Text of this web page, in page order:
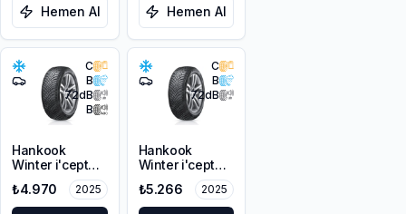
Hemen Al Hemen Al
C
B
72dB
B
Hankook
Winter i'cept
RS3 W462
215/55R16 97H
XL M+S 3PMSF
₺4.970 2025
C
B
72dB
Hankook
Winter i'cept
RS3 W462
215/50R17 95V
XL M+S 3PMSF
₺5.266 2025